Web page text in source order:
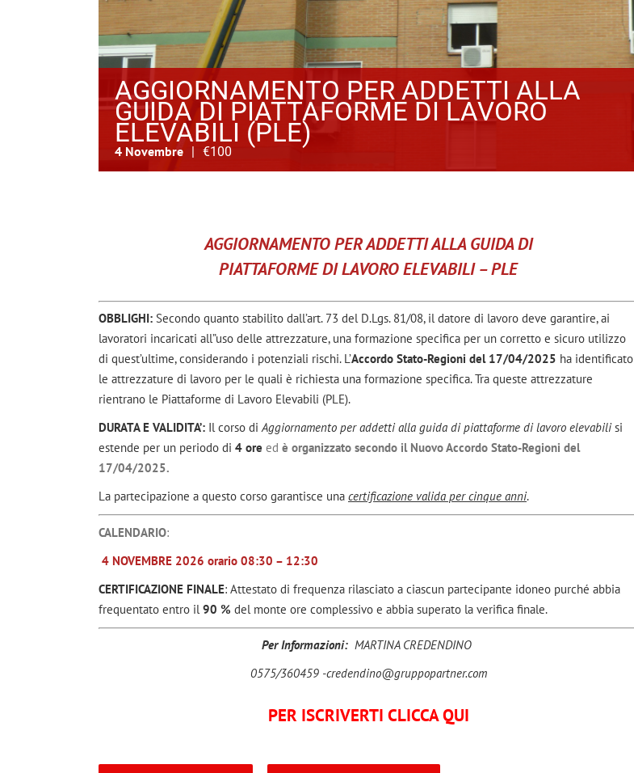
AGGIORNAMENTO PER ADDETTI ALLA
GUIDA DI PIATTAFORME DI LAVORO
ELEVABILI (PLE)
4 Novembre | €100
AGGIORNAMENTO PER ADDETTI ALLA GUIDA DI
PIATTAFORME DI LAVORO ELEVABILI – PLE
OBBLIGHI: Secondo quanto stabilito dall’art. 73 del D.Lgs. 81/08, il datore di lavoro deve garantire, ai
lavoratori incaricati all”uso delle attrezzature, una formazione specifica per un corretto e sicuro utilizzo
di quest’ultime, considerando i potenziali rischi. L’Accordo Stato-Regioni del 17/04/2025 ha identificato
le attrezzature di lavoro per le quali è richiesta una formazione specifica. Tra queste attrezzature
rientrano le Piattaforme di Lavoro Elevabili (PLE).
DURATA E VALIDITA’: Il corso diAggiornamento per addetti alla guida di piattaforme di lavoro elevabilisi
estende per un periodo di 4 ore ed è organizzato secondo il Nuovo Accordo Stato-Regioni del
17/04/2025.
La partecipazione a questo corso garantisce una certificazione valida per cinque anni.
CALENDARIO:
4 NOVEMBRE 2026 orario 08:30 – 12:30
CERTIFICAZIONE FINALE: Attestato di frequenza rilasciato a ciascun partecipante idoneo purché abbia
frequentato entro il 90 % del monte ore complessivo e abbia superato la verifica finale.
Per Informazioni: MARTINA CREDENDINO
0575/360459 -credendino@gruppopartner.com
PER ISCRIVERTI CLICCA QUI